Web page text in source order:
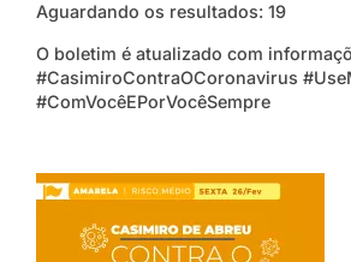
Aguardando os resultados: 19
O boletim é atualizado com
#CasimiroContraOCoronavirus
#ComVocêEPorVocêSempre